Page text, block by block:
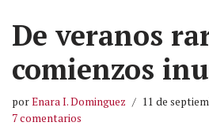
De veranos
comienzos
porEnara I. Dominguez
11 de
7 comentarios